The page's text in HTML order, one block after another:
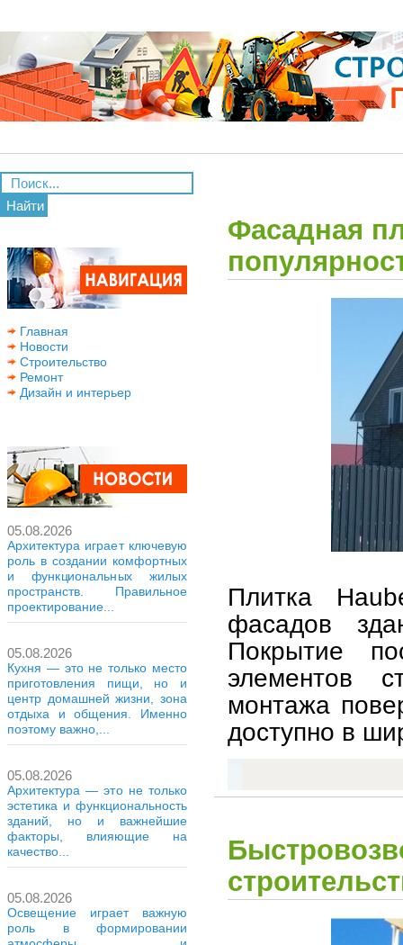
Найти
Главная
Новости
Строительство
Ремонт
Дизайн и интерьер
05.08.2026
Архитектура играет ключевую
роль в создании комфортных
и функциональных жилых
пространств. Правильное
проектирование...
05.08.2026
Кухня — это не только место
приготовления пищи, но и
центр домашней жизни, зона
отдыха и общения. Именно
поэтому важно,...
05.08.2026
Архитектура — это не только
эстетика и функциональность
зданий, но и важнейшие
факторы, влияющие на
качество...
05.08.2026
Освещение играет важную
роль в формировании
Фасадная
Плитка
фасадов
Покрытие
элементов
монтажа
доступно в